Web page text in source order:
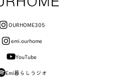
OURHOME305
emi.ourhome
YouTube
Emi暮らしラジオ